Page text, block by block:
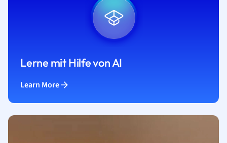
Lerne mit Hilfe von AI
Learn More